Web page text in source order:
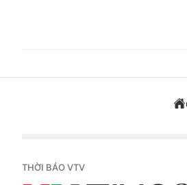
THỜI BÁO VTV